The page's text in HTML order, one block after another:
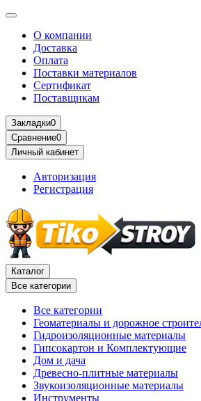
О компании
Доставка
Оплата
Поставки материалов
Сертификат
Поставщикам
Закладки0
Сравнение0
Личный кабинет
Авторизация
Регистрация
Каталог
Все категории
Все категории
Геоматериалы и дорожное
Гидроизоляционные материалы
Гипсокартон и Комплектующие
Дом и дача
Древесно-плитные материалы
Звукоизоляционные материалы
Инструменты